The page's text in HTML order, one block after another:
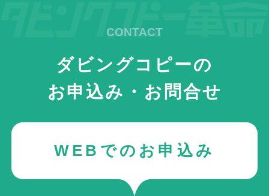
ダビングコピーの
お申込み・お問合せ
WEBでのお申込み